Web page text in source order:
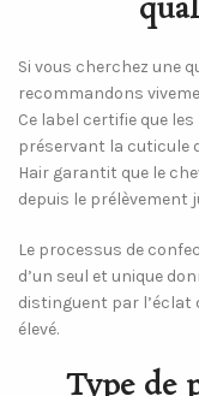
Si vous cherchez une
recommandons
Ce label certifie que
préservant la cuticule
Hair garantit que le
depuis le prélèvement
Le processus de
d’un seul et unique
distinguent par l’éclat
élevé.
Type de